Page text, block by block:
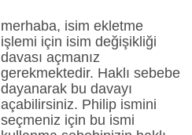
merhaba, isim ekletme
işlemi için isim değişikliği
davası açmanız
gerekmektedir. Haklı sebebe
dayanarak bu davayı
açabilirsiniz. Philip ismini
seçmeniz için bu ismi